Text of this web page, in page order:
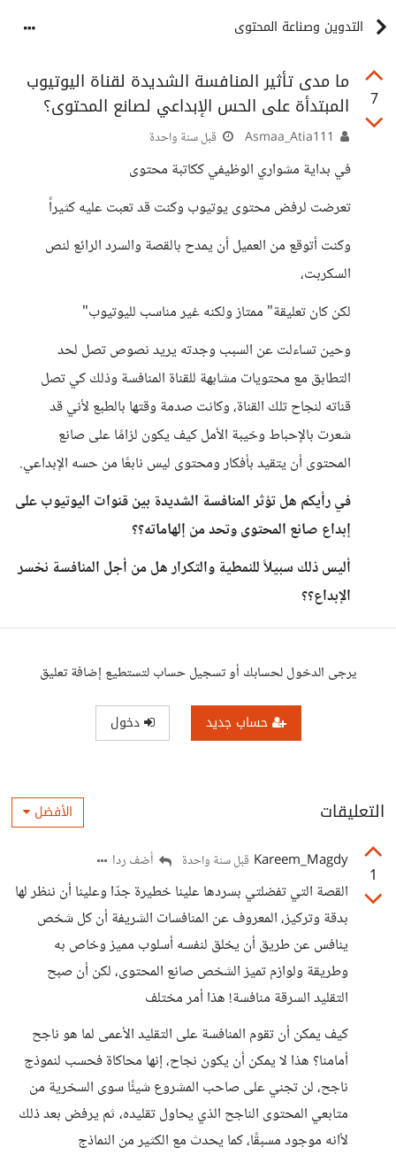
التدوين وصناعة المحتوى
7
ما مدى تأثير المنافسة الشديدة لقناة اليوتيوب
المبتدأة على الحس الإبداعي لصانع المحتوى؟
قبل سنة واحدة
في بداية مشواري الوظيفي ككاتبة محتوى
تعرضت لرفض محتوى يوتيوب وكنت قد تعبت عليه كثيراً
وكنت أتوقع من العميل أن يمدح بالقصة والسرد الرائع لنص
السكربت،
لكن كان تعليقة" ممتاز ولكنه غير مناسب لليوتيوب"
وحين تساءلت عن السبب وجدته يريد نصوص تصل لحد
التطابق مع محتويات مشابهة للقناة المنافسة وذلك كي تصل
قناته لنجاح تلك القناة، وكانت صدمة وقتها بالطبع لأني قد
شعرت بالإحباط وخيبة الأمل كيف يكون لزامًا على صانع
المحتوى أن يتقيد بأفكار ومحتوى ليس نابعًا من حسه الإبداعي.
في رأيكم هل تؤثر المنافسة الشديدة بين قنوات اليوتيوب على
إبداع صانع المحتوى وتحد من إلهاماته؟؟
أليس ذلك سبيلاً للنمطية والتكرار هل من أجل المنافسة نخسر
الإبداع؟؟
يرجى الدخول لحسابك أو تسجيل حساب لتستطيع إضافة تعليق
حساب جديد دخول
التعليقات الأفضل
1
Kareem_Magdy قبل سنة واحدة أضف ردا
القصة التي تفضلتي بسردها علينا خطيرة جدّا وعلينا أن ننظر لها
بدقة وتركيز، المعروف عن المنافسات الشريفة أن كل شخص
ينافس عن طريق أن يخلق لنفسه أسلوب مميز وخاص به
وطريقة ولوازم تميز الشخص صانع المحتوى، لكن أن صبح
التقليد السرقة منافسة! هذا أمر مختلف
كيف يمكن أن تقوم المنافسة على التقليد الأعمى لما هو ناجح
أمامنا؟ هذا لا يمكن أن يكون نجاح، إنها محاكاة فحسب لنموذج
ناجح، لن تجني على صاحب المشروع شيئًا سوى السخرية من
متابعي المحتوى الناجح الذي يحاول تقليده، ثم يرفض بعد ذلك
لأانه موجود مسبقًا، كما يحدث مع الكثير من النماذج